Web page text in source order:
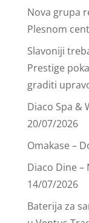
Nova grupa
Plesnom
Slavoniji
Prestige
graditi
Diaco Spa &
20/07/2026
Omakase –
Diaco Dine
14/07/2026
Baterija za